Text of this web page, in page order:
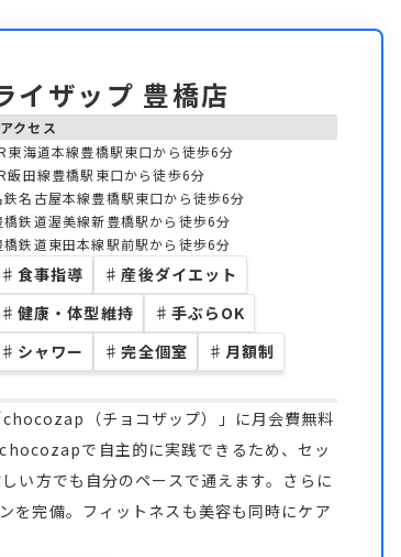
イザップ 豊橋店
アクセス
東海道本線豊橋駅東口から徒歩6分
飯田線豊橋駅東口から徒歩6分
鉄名古屋本線豊橋駅東口から徒歩6分
橋鉄道渥美線新豊橋駅から徒歩6分
橋鉄道東田本線駅前駅から徒歩6分
♯ 食事指導 ♯ 産後ダイエット
♯ 健康・体型維持 ♯ 手ぶらOK
♯ シャワー ♯ 完全個室 ♯ 月額制
（チョコザップ）」に月会費無料
で自主的に実践できるため、セッ
い方でも自分のペースで通えます。さらに
を完備。フィットネスも美容も同時にケア